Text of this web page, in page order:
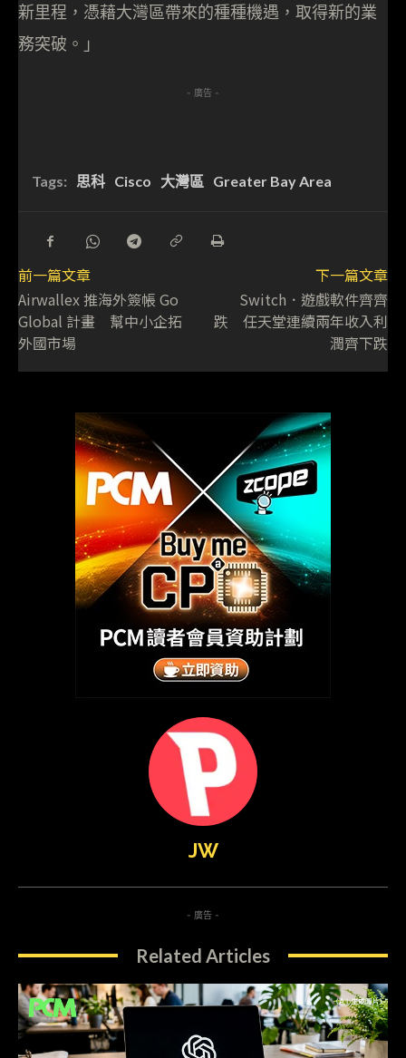
新里程，憑藉大灣區帶來的種種機遇，取得新的業
務突破。」
- 廣告 -
Tags: 思科 Cisco 大灣區 Greater Bay Area
前一篇文章
Airwallex 推海外簽帳 Go
Global 計畫 幫中小企拓
外國市場
下一篇文章
Switch．遊戲軟件齊齊
跌 任天堂連續兩年收入利
潤齊下跌
JW
- 廣告 -
Related Articles